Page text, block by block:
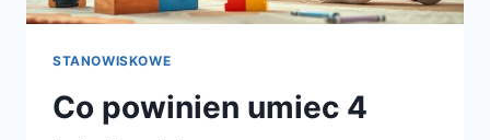
STANOWISKOWE
Co powinien umiec 4